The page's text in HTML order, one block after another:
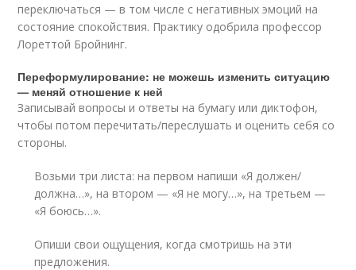
переключаться — в том числе с негативных эмоций на
состояние спокойствия. Практику одобрила профессор
Лореттой Бройнинг.
Переформулирование: не можешь изменить ситуацию
— меняй отношение к ней
Записывай вопросы и ответы на бумагу или диктофон,
чтобы потом перечитать/переслушать и оценить себя со
стороны.
Возьми три листа: на первом напиши «Я должен/
должна…», на втором — «Я не могу…», на третьем —
«Я боюсь…».
Опиши свои ощущения, когда смотришь на эти
предложения.